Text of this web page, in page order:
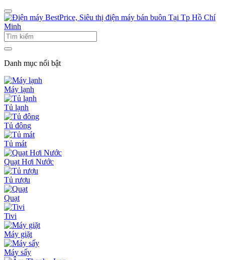
Danh mục nổi bật
Máy lạnh
Tủ lạnh
Tủ đông
Tủ mát
Quạt Hơi Nước
Tủ rượu
Quạt
Tivi
Máy giặt
Máy sấy